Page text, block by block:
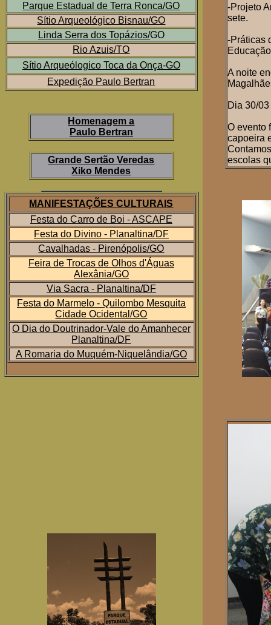
Parque Estadual de Terra Ronca/GO
Sítio Arqueológico Bisnau/GO
Linda Serra dos Topázios/GO
Rio Azuis/TO
Sítio Arqueólogico Toca da Onça-GO
Expedição Paulo Bertran
Homenagem a
Paulo Bertran
Grande Sertão Veredas
Xiko Mendes
MANIFESTAÇÕES CULTURAIS
Festa do Carro de Boi - ASCAPE
Festa do Divino - Planaltina/DF
Cavalhadas - Pirenópolis/GO
Feira de Trocas de Olhos d'Águas
Alexânia/GO
Via Sacra - Planaltina/DF
Festa do Marmelo - Quilombo Mesquita
Cidade Ocidental/GO
O Dia do Doutrinador-Vale do Amanhecer
Planaltina/DF
A Romaria do Muquém-Niquelândia/GO
-Projeto
sete.
-Práticas
A noite
Dia 30/
O evento
capoeira
escolas